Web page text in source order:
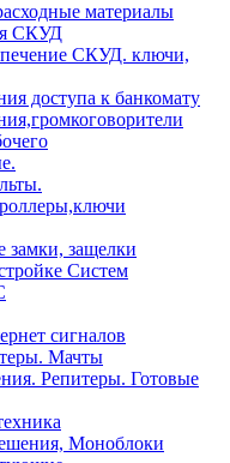
материалы
СКУД
СКУД. ключи,
доступа к банкомату
замки, защелки
Систем
сигналов
Мачты
Репитеры. Готовые
Моноблоки